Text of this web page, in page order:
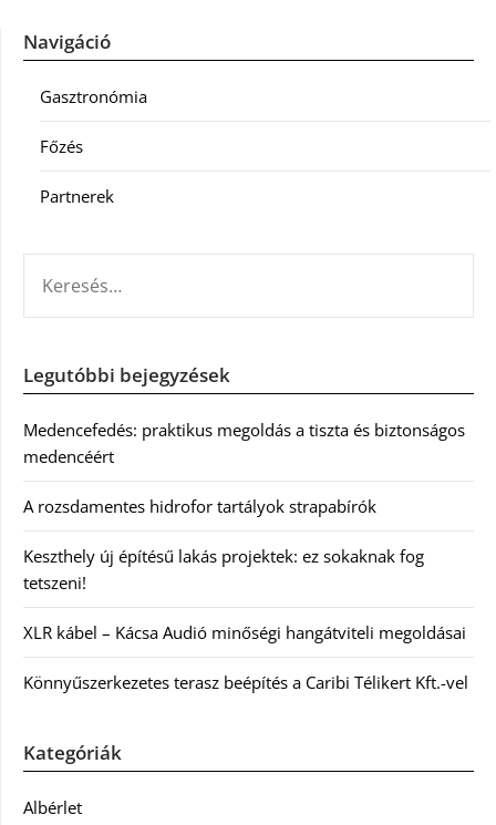
Navigáció
Gasztronómia
Főzés
Partnerek
Legutóbbi bejegyzések
Medencefedés: praktikus megoldás a tiszta és biztonságos
medencéért
A rozsdamentes hidrofor tartályok strapabírók
Keszthely új építésű lakás projektek: ez sokaknak fog
tetszeni!
XLR kábel – Kácsa Audió minőségi hangátviteli megoldásai
Könnyűszerkezetes terasz beépítés a Caribi Télikert Kft.-vel
Kategóriák
Albérlet